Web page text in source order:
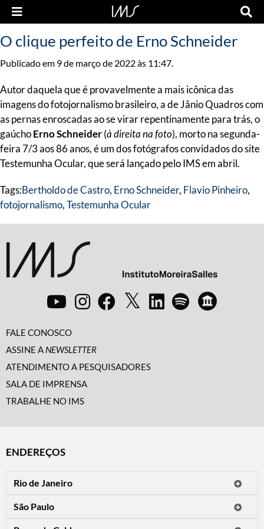
O clique perfeito de Erno Schneider
Publicado em 9 de março de 2022 às 11:47.
Autor daquela que é provavelmente a mais icônica das
imagens do fotojornalismo brasileiro, a de Jânio Quadros com
as pernas enroscadas ao se virar repentinamente para trás, o
gaúchoErno Schneider(à direita na foto), morto na segunda-
feira 7/3 aos 86 anos, é um dos fotógrafos convidados do site
Testemunha Ocular, que será lançado pelo IMS em abril.
Tags:Bertholdo de Castro, Erno Schneider, Flavio Pinheiro,
fotojornalismo,Testemunha Ocular
FALE CONOSCO
ASSINE A NEWSLETTER
ATENDIMENTO A PESQUISADORES
SALA DE IMPRENSA
TRABALHE NO IMS
ENDEREÇOS
Rio de Janeiro
Horário de visitação: a programação do IMS no Rio de Janeiro será
apresentada em instituições culturais parceiras.
São Paulo